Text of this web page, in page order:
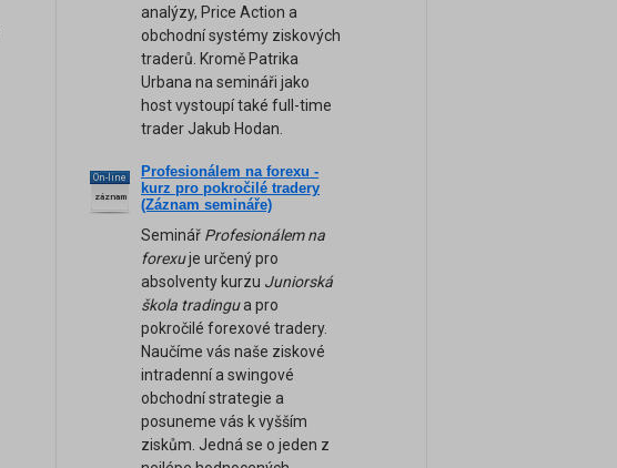
analýzy, Price Action a
obchodní systémy ziskových
traderů. Kromě Patrika
Urbana na semináři jako
host vystoupí také full-time
trader Jakub Hodan.
On-line
záznam
Profesionálem na forexu -
kurz pro pokročilé tradery
(Záznam semináře)
Seminář Profesionálem na
forexuje určený pro
absolventy kurzu Juniorská
škola tradingua pro
pokročilé forexové tradery.
Naučíme vás naše ziskové
intradenní a swingové
obchodní strategie a
posuneme vás k vyšším
ziskům. Jedná se o jeden z